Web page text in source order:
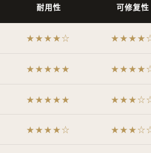
耐用性 可修复性
★★★★☆
★★★★★
★★★★★
★★★★☆